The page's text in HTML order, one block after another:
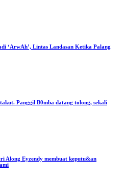
‘ArwAh’, Lintas Landasan Ketika Palang
Panggil B0mba datang tolong, sekali
Along Eyzendy membuat keputu&an